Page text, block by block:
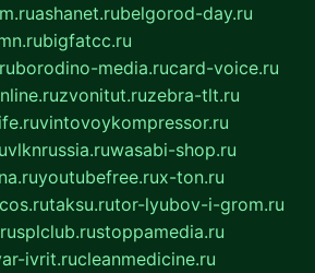
ashanet.rubelgorod-day.ru
bigfatcc.ru
borodino-media.rucard-voice.ru
zvonitut.ruzebra-tlt.ru
vintovoykompressor.ru
vlknrussia.ruwasabi-shop.ru
youtubefree.rux-ton.ru
taksu.rutor-lyubov-i-grom.ru
splclub.rustoppamedia.ru
ivrit.rucleanmedicine.ru